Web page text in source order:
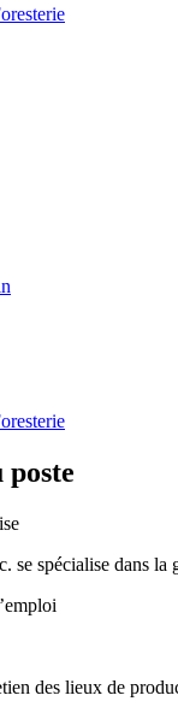
spécialise dans la
des lieux de